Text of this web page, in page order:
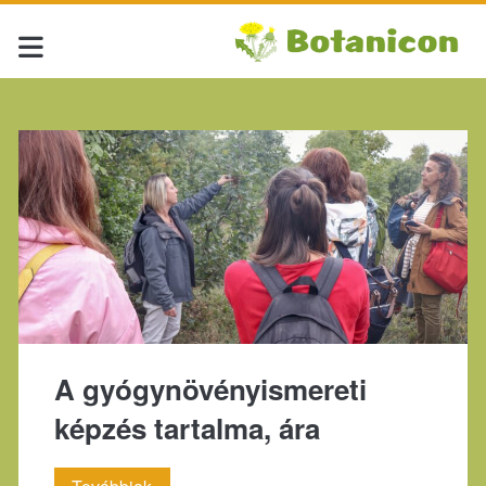
Címke:
<span>inspiráció</
A gyógynövényismereti
képzés tartalma, ára